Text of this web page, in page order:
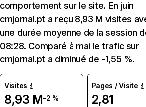
comportement sur le site. En juin
cmjornal.pt a reçu 8,93 M visites
une durée moyenne de la session
08:28. Comparé à mai le trafic sur
cmjornal.pt a diminué de -1,55 %.
Visites
8,93 M-2 %
Pages / Visite
2,81